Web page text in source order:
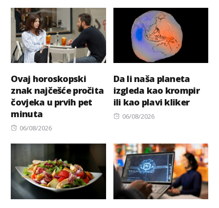
Ovaj horoskopski
znak najčešće pročita
čovjeka u prvih pet
minuta
Posted
06/08/2026
Da li naša planeta
izgleda kao krompir
ili kao plavi kliker
Posted
06/08/2026